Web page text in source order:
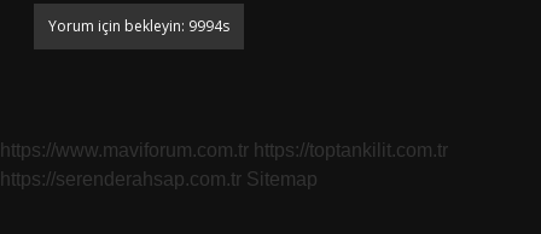
https://www.maviforum.com.tr https://toptankilit.com.tr
https://serenderahsap.com.tr Sitemap